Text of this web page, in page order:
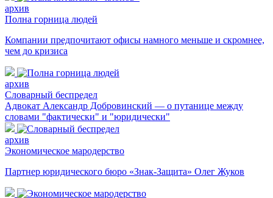
архив
Полна горница людей
Компании предпочитают офисы намного меньше и скромнее,
чем до кризиса
архив
Словарный беспредел
Адвокат Александр Добровинский — о путанице между
словами "фактически" и "юридически"
архив
Экономическое мародерство
Партнер юридического бюро «Знак-Защита» Олег Жуков